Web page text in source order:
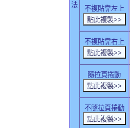
法
不複貼靠左上
不複貼靠右上
隨拉頁捲動
不隨拉頁捲動